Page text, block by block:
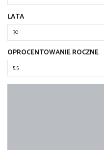
LATA
OPROCENTOWANIE ROCZNE